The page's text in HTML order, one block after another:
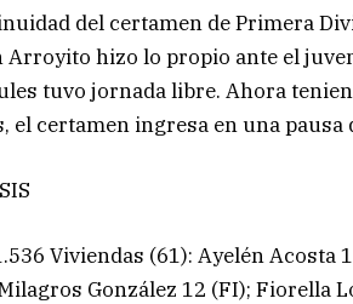
del certamen de Primera
Arroyito hizo lo propio ante el
tuvo jornada libre. Ahora
el certamen ingresa en una pausa
Viviendas (61): Ayelén Acosta
González 12 (FI); Fiorella